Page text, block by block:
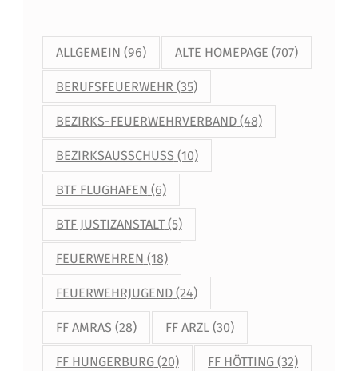
ALLGEMEIN (96) ALTE HOMEPAGE (707)
BERUFSFEUERWEHR (35)
BEZIRKS-FEUERWEHRVERBAND(48)
BEZIRKSAUSSCHUSS (10)
BTF FLUGHAFEN (6)
BTF JUSTIZANSTALT(5)
FEUERWEHREN (18)
FEUERWEHRJUGEND(24)
FF AMRAS (28) FF ARZL (30)
FF HUNGERBURG(20) FF HÖTTING (32)